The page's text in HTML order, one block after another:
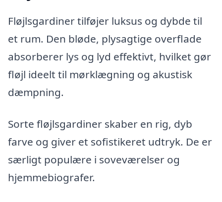
Fløjlsgardiner tilføjer luksus og dybde til
et rum. Den bløde, plysagtige overflade
absorberer lys og lyd effektivt, hvilket gør
fløjl ideelt til mørklægning og akustisk
dæmpning.
Sorte fløjlsgardiner skaber en rig, dyb
farve og giver et sofistikeret udtryk. De er
særligt populære i soveværelser og
hjemmebiografer.